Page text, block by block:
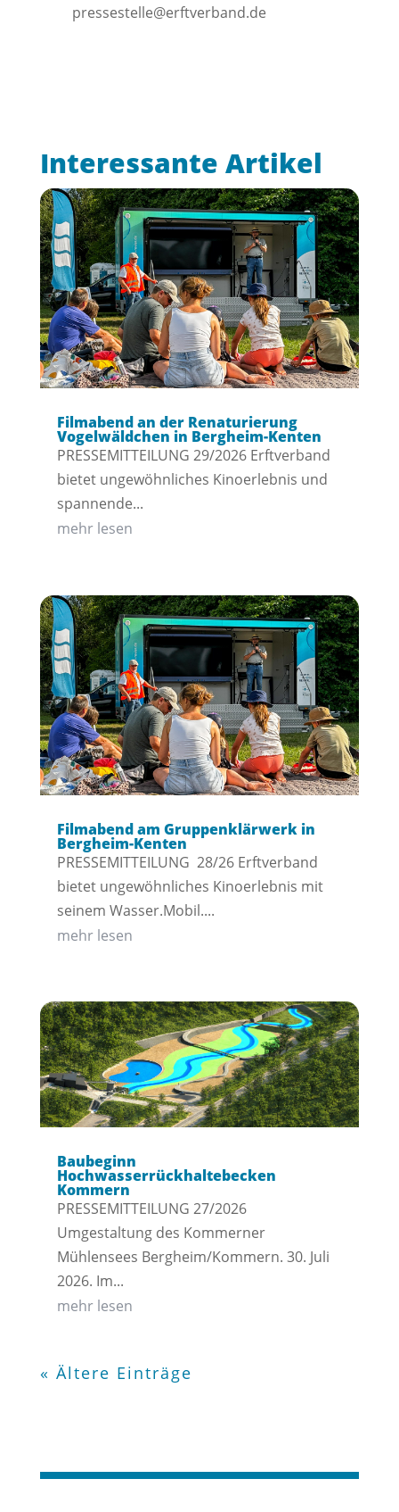
pressestelle@erftverband.de
Interessante Artikel
Filmabend an der Renaturierung
Vogelwäldchen in Bergheim-Kenten
PRESSEMITTEILUNG 29/2026 Erftverband
bietet ungewöhnliches Kinoerlebnis und
spannende...
mehr lesen
Filmabend am Gruppenklärwerk in
Bergheim-Kenten
PRESSEMITTEILUNG 28/26 Erftverband
bietet ungewöhnliches Kinoerlebnis mit
seinem Wasser.Mobil....
mehr lesen
Baubeginn
Hochwasserrückhaltebecken
Kommern
PRESSEMITTEILUNG 27/2026
Umgestaltung des Kommerner
Mühlensees Bergheim/Kommern. 30. Juli
2026. Im...
mehr lesen
« Ältere Einträge